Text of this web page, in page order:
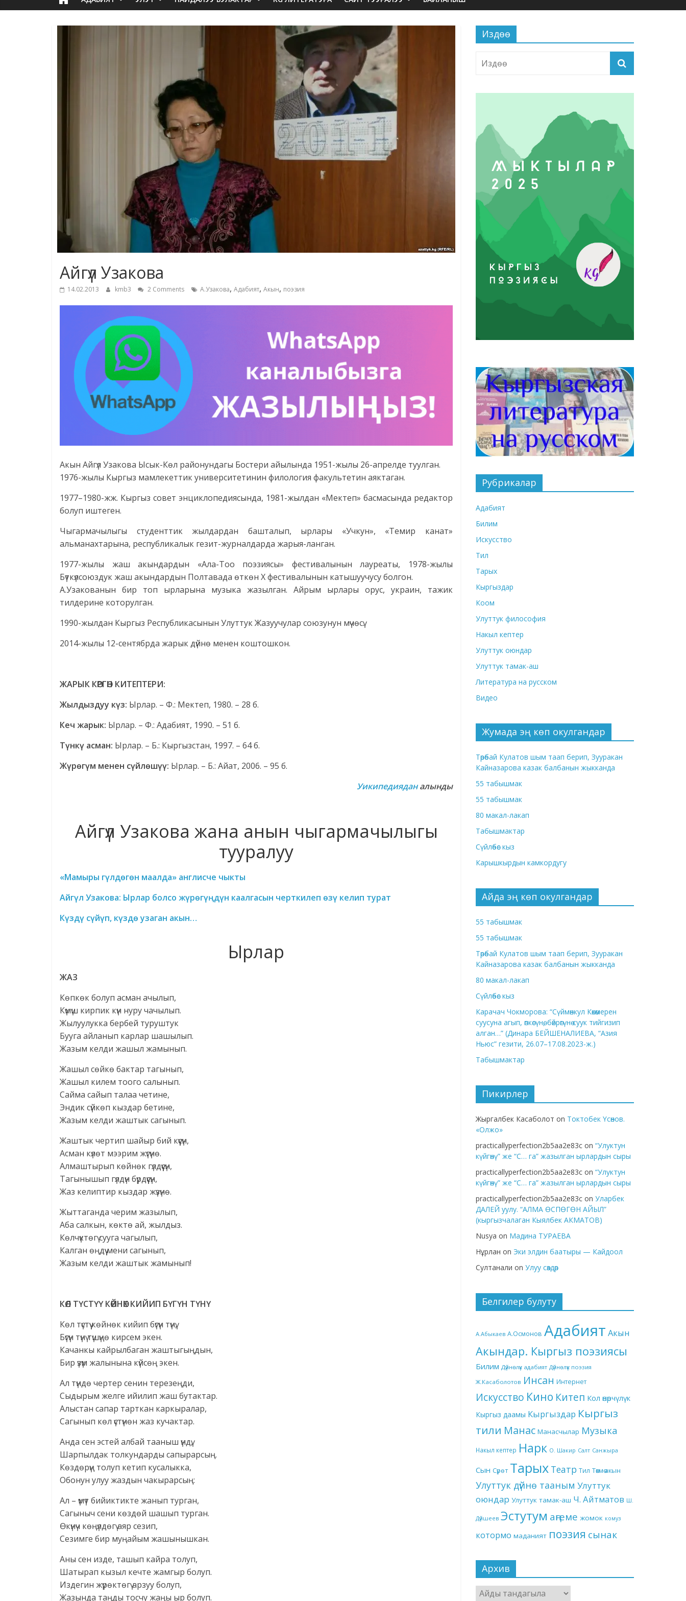
Айгүл Узакова
14.02.2013 kmb3 2 Comments А.Узакова, Адабият, Акын, поэзия
Акын Айгүл Узакова Ысык-Көл районундагы Бостери айылында 1951-жылы 26-апрелде туулган.
1976-жылы Кыргыз мамлекеттик университетинин филология факультетин аяктаган.
1977–1980-жж. Кыргыз совет энциклопедиясында, 1981-жылдан «Мектеп» басмасында редактор
болуп иштеген.
Чыгармачылыгы студенттик жылдардан башталып, ырлары «Учкун», «Темир канат»
альманахтарына, республикалык гезит-журналдарда жарыя-ланган.
1977-жылы жаш акындардын «Ала-Too поэзиясы» фестивалынын лауреаты, 1978-жылы
Бүткүлсоюздук жаш акындардын Полтавада өткөн X фестивалынын катышуучусу болгон.
А.Узакованын бир топ ырларына музыка жазылган. Айрым ырлары орус, украин, тажик
тилдерине которулган.
1990-жылдан Кыргыз Республикасынын Улуттук Жазуучулар союзунун мүчөсү.
2014-жылы 12-сентябрда жарык дүйнө менен коштошкон.
ЖАРЫК КӨРГӨН КИТЕПТЕРИ:
Жылдыздуу күз: Ырлар. – Ф.: Мектеп, 1980. – 28 б.
Кеч жарык: Ырлар. – Ф.: Адабият, 1990. – 51 б.
Түнкү асман: Ырлар. – Б.: Кыргызстан, 1997. – 64 б.
Жүрөгүм менен сүйлөшүү: Ырлар. – Б.: Айат, 2006. – 95 б.
Уикипедияданалынды
Айгүл Узакова жана анын чыгармачылыгы
тууралуу
«Мамыры гүлдөгөн маалда» англисче чыкты
Айгүл Узакова: Ырлар болсо жүрөгүңдүн каалгасын черткилеп өзү келип турат
Күздү сүйүп, күздө узаган акын…
Ырлар
ЖАЗ
Көпкөк болуп асман ачылып,
Күмүш кирпик күн нуру чачылып.
Жылуулукка бербей туруштук
Бууга айланып карлар шашылып.
Жазым келди жашыл жамынып.
Жашыл сөйкө бактар тагынып,
Жашыл килем тоого салынып.
Сайма сайып талаа четине,
Эндик сүйкөп кыздар бетине,
Жазым келди жаштык сагынып.
Жаштык чертип шайыр бий күүсүн,
Асман күлөт мээрим жүгүнө.
Алмаштырып көйнөк гүлдүүсүн,
Тагынышып гүлдүн бүрдүүсүн,
Жаз келиптир кыздар жүзүнө.
Жыттаганда черим жазылып,
Аба салкын, көктө ай, жылдыз.
Көлчүктөгү сууга чагылып,
Калган өңдүү мени сагынып,
Жазым келди жаштык жамынып!
КӨЛ ТҮСТҮҮ КӨЙНӨК КИЙИП БҮГҮН ТҮНҮ
Көл түстүү көйнөк кийип бүгүн түнү,
Бүгүн түнү түшүңө кирсем экен.
Качанкы кайрылбаган жаштыгыңдын,
Бир үзүм жалынына күйсөң экен.
Ал түндө чертер сенин терезеңди,
Сыдырым желге ийилип жаш бутактар.
Алыстан сапар тарткан каркыралар,
Сагынып көл үстүнөн жаз кучактар.
Анда сен эстей албай тааныш үндү,
Шарпылдак толкундарды сапырарсың.
Көздөрүң толуп кетип кусалыкка,
Обонун улуу жаздын чакырарсың:
Ал – үмүт бийиктикте жанып турган,
Сагыныч сени көздөй шашып турган.
Өкүнүч көңүлдөгү аяр сезип,
Сезимге бир муңайым жашынышкан.
Аны сен изде, ташып кайра толуп,
Шатырап кызыл кечте жамгыр болуп.
Издегин жүрөктөгү арзуу болуп,
Жазында таңды тосчу жаңы ыр болуп.
Издөө
Рубрикалар
Адабият
Билим
Искусство
Тил
Тарых
Кыргыздар
Коом
Улуттук философия
Накыл кептер
Улуттук оюндар
Улуттук тамак-аш
Литература на русском
Видео
Жумада эң көп окулгандар
Төрөбай Кулатов шым таап берип, Зууракан
Кайназарова казак балбанын жыкканда
55 табышмак
55 табышмак
80 макал-лакап
Табышмактар
Сүйлөбөс кыз
Карышкырдын камкордугу
Айда эң көп окулгандар
55 табышмак
55 табышмак
Төрөбай Кулатов шым таап берип, Зууракан
Кайназарова казак балбанын жыкканда
80 макал-лакап
Сүйлөбөс кыз
Карачач Чокморова: “Сүймөнкул Көкөмерен
суусуна агып, өпкөсүнө, бөйрөгүнө суук тийгизип
алган…” (Динара БЕЙШЕНАЛИЕВА, “Азия
Ньюс” гезити, 26.07–17.08.2023-ж.)
Табышмактар
Пикирлер
Жыргалбек Касаболот on Токтобек Үсөнов.
«Олжо»
practicallyperfection2b5aa2e83c on “Улуктун
күйгөнү” же “С… га” жазылган ырлардын сыры
practicallyperfection2b5aa2e83c on “Улуктун
күйгөнү” же “С… га” жазылган ырлардын сыры
practicallyperfection2b5aa2e83c on Уларбек
ДАЛЕЙ уулу. “АЛМА ӨСПӨГӨН АЙЫЛ”
(кыргызчалаган Кыялбек АКМАТОВ)
Nusya on Мадина ТУРАЕВА
Нұрлан on Эки элдин баатыры — Кайдоол
Султанали on Улуу сөздөр
Белгилер булуту
А.Абыкаев А.Осмонов Адабият Акын
Акындар. Кыргыз поэзиясы
Билим Дүйнөлүк адабият Дүйнөлүк поэзия
Ж.Касаболотов Инсан Интернет
Искусство Кино Китеп Кол өнөрчүлүк
Кыргыз даамы Кыргыздар Кыргыз
тили Манас Манасчылар Музыка
Накыл кептер Нарк О. Шакир Салт Санжыра
Сын Сүрөт Тарых Театр Тил Төкмө акын
Улуттук дүйнө тааным Улуттук
оюндар Улуттук тамак-аш Ч. Айтматов Ш.
Дүйшеев Эстутум аңгеме жомок комуз
котормо маданият поэзия сынак
Архив
Архив